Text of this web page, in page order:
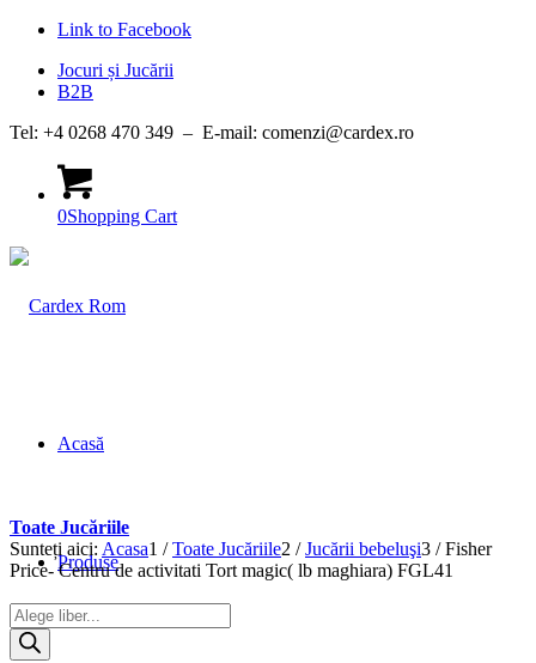
Link to Facebook
Jocuri și Jucării
B2B
Tel: +4 0268 470 349 – E-mail: comenzi@cardex.ro
0Shopping Cart
Acasă
Produse
Toate Jucăriile
Sunteți aici: Acasa1 / Toate Jucăriile2 / Jucării bebeluşi3 / Fisher
Price- Centru de activitati Tort magic( lb maghiara) FGL41
Products
search